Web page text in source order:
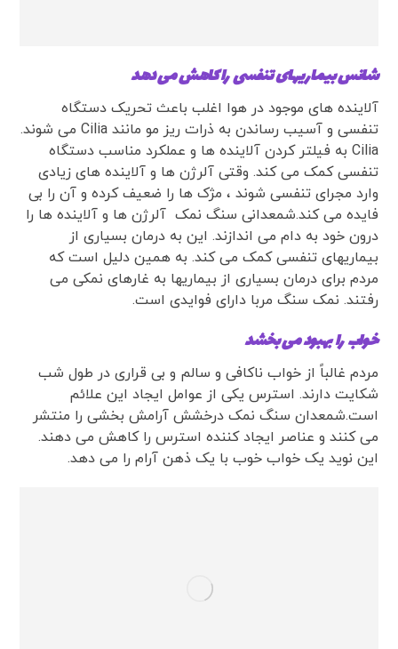
شانس بیماریهای تنفسی را کاهش می دهد
آلاینده های موجود در هوا اغلب باعث تحریک دستگاه
تنفسی و آسیب رساندن به ذرات ریز مو مانند Cilia می شوند.
Cilia به فیلتر کردن آلاینده ها و عملکرد مناسب دستگاه
تنفسی کمک می کند. وقتی آلرژن ها و آلاینده های زیادی
وارد مجرای تنفسی شوند ، مژک ها را ضعیف کرده و آن را بی
فایده می کند.شمعدانی سنگ نمک آلرژن ها و آلاینده ها را
درون خود به دام می اندازند. این به درمان بسیاری از
بیماریهای تنفسی کمک می کند. به همین دلیل است که
مردم برای درمان بسیاری از بیماریها به غارهای نمکی می
رفتند. نمک سنگ مربا دارای فوایدی است.
خواب را بهبود می بخشد
مردم غالباً از خواب ناکافی و سالم و بی قراری در طول شب
شکایت دارند. استرس یکی از عوامل ایجاد این علائم
است.شمعدان سنگ نمک درخشش آرامش بخشی را منتشر
می کنند و عناصر ایجاد کننده استرس را کاهش می دهند.
این نوید یک خواب خوب با یک ذهن آرام را می دهد.